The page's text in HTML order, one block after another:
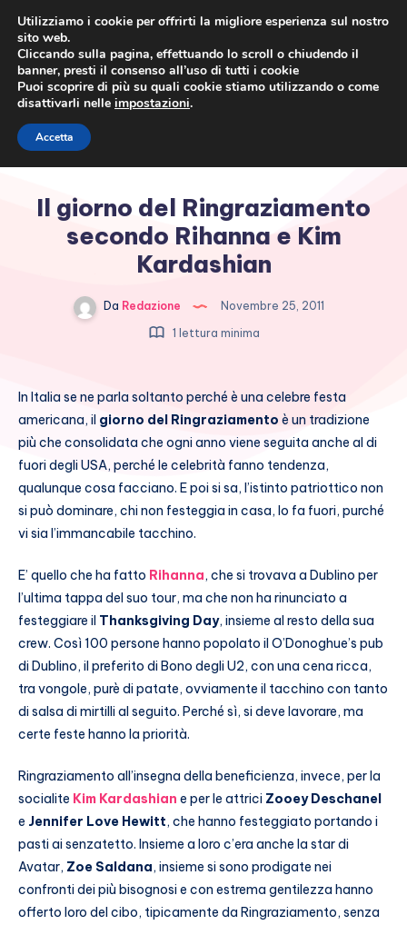
Il giorno del Ringraziamento
secondo Rihanna e Kim
Kardashian
Da Redazione
Novembre 25, 2011
1 lettura minima
In Italia se ne parla soltanto perché è una celebre festa
americana, il giorno del Ringraziamento è un tradizione
più che consolidata che ogni anno viene seguita anche al di
fuori degli USA, perché le celebrità fanno tendenza,
qualunque cosa facciano. E poi si sa, l’istinto patriottico non
si può dominare, chi non festeggia in casa, lo fa fuori, purché
vi sia l’immancabile tacchino.
E’ quello che ha fatto Rihanna, che si trovava a Dublino per
l’ultima tappa del suo tour, ma che non ha rinunciato a
festeggiare il Thanksgiving Day, insieme al resto della sua
crew. Così 100 persone hanno popolato il O’Donoghue’s pub
di Dublino, il preferito di Bono degli U2, con una cena ricca,
tra vongole, purè di patate, ovviamente il tacchino con tanto
di salsa di mirtilli al seguito. Perché sì, si deve lavorare, ma
certe feste hanno la priorità.
Ringraziamento all’insegna della beneficienza, invece, per la
socialite Kim Kardashian e per le attrici Zooey Deschanel
e Jennifer Love Hewitt, che hanno festeggiato portando i
pasti ai senzatetto. Insieme a loro c’era anche la star di
Avatar, Zoe Saldana, insieme si sono prodigate nei
confronti dei più bisognosi e con estrema gentilezza hanno
offerto loro del cibo, tipicamente da Ringraziamento, senza
Utilizziamo i cookie per offrirti la migliore esperienza sul nostro
sito web.
Cliccando sulla pagina, effettuando lo scroll o chiudendo il
banner, presti il consenso all’uso di tutti i cookie
Puoi scoprire di più su quali cookie stiamo utilizzando o come
disattivarli nelle impostazioni.
Accetta